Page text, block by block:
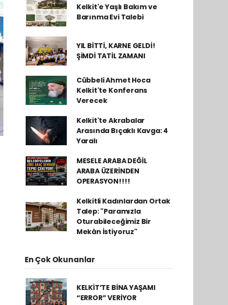
Kelkit'e Yaşlı Bakım ve
Barınma Evi Talebi
YIL BİTTİ, KARNE GELDİ!
ŞİMDİ TATİL ZAMANI
Cübbeli Ahmet Hoca
Kelkit'te Konferans
Verecek
Kelkit'te Akrabalar
Arasında Bıçaklı Kavga: 4
Yaralı
MESELE ARABA DEĞİL
ARABA ÜZERİNDEN
OPERASYON!!!!
Kelkitli Kadınlardan Ortak
Talep: "Paramızla
Oturabileceğimiz Bir
Mekân İstiyoruz"
En Çok Okunanlar
KELKİT’TE BİNA YAŞAMI
“ERROR” VERİYOR